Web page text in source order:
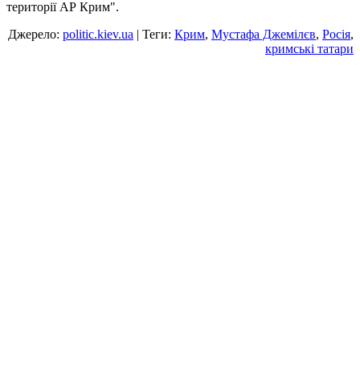
території АР Крим".
Джерело: politic.kiev.ua | Теги: Крим, Мустафа Джемілєв, Росія,
кримські татари